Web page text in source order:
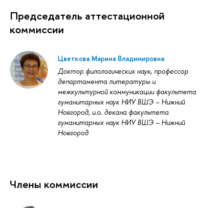
Председатель аттестационной
коммиссии
Цветкова Марина Владимировна
Доктор филологических наук, профессор
департамента литературы и
межкультурной коммуникации факультета
гуманитарных наук НИУ ВШЭ – Нижний
Новгород, и.о. декана факультета
гуманитарных наук НИУ ВШЭ – Нижний
Новгород
Члены коммиссии